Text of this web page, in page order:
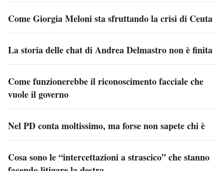
Come Giorgia Meloni sta sfruttando la crisi di Ceuta
La storia delle chat di Andrea Delmastro non è finita
Come funzionerebbe il riconoscimento facciale che
vuole il governo
Nel PD conta moltissimo, ma forse non sapete chi è
Cosa sono le “intercettazioni a strascico” che stanno